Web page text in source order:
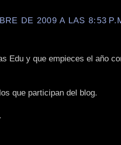
DE 2009 A LAS 8:53
Edu y que empieces el año
que participan del blog.